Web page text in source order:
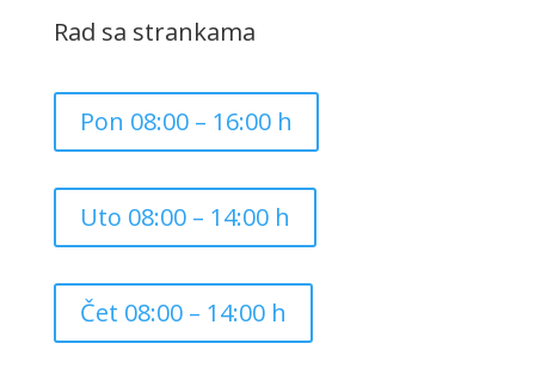
Rad sa strankama
Pon 08:00 – 16:00 h
Uto 08:00 – 14:00 h
Čet 08:00 – 14:00 h